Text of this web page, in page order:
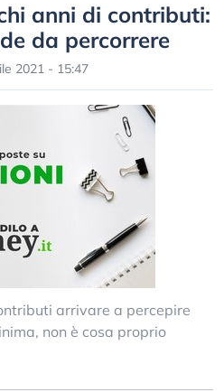
anni di contributi:
da percorrere
2021 - 15:47
arrivare a percepire
non è cosa proprio